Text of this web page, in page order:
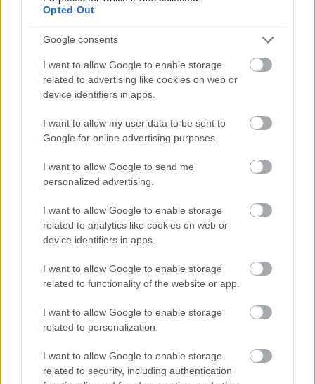
Opted Out
Google consents
I want to allow Google to enable storage
related to advertising like cookies on web or
device identifiers in apps.
I want to allow my user data to be sent to
Google for online advertising purposes.
I want to allow Google to send me
personalized advertising.
I want to allow Google to enable storage
related to analytics like cookies on web or
device identifiers in apps.
I want to allow Google to enable storage
related to functionality of the website or app.
I want to allow Google to enable storage
related to personalization.
I want to allow Google to enable storage
related to security, including authentication
A BAROKK ÖSSZES ÁRNYALATA ÉS MÉG EGY SOR
KIVÁLÓ PROGRAM VÁR MINDENKIT EZEN A HÉTVÉGÉN
GYŐRBEN
Középpontban a hagyományőrzés, de lesz Pogány Induló és